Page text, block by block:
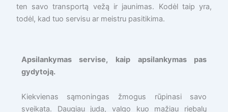
ten savo transportą vežą ir jaunimas. Kodėl taip yra,
todėl, kad tuo servisu ar meistru pasitikima.
Apsilankymas servise, kaip apsilankymas pas
gydytoją.
Kiekvienas sąmoningas žmogus rūpinasi savo
sveikata. Daugiau juda, valgo kuo mažiau riebalų